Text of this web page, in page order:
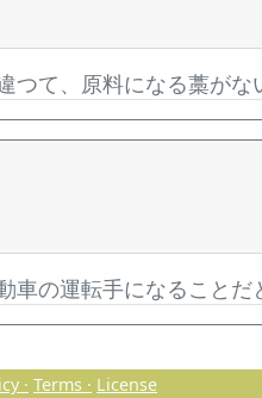
つて、原料になる藁が
の運転手になること
· Terms · License